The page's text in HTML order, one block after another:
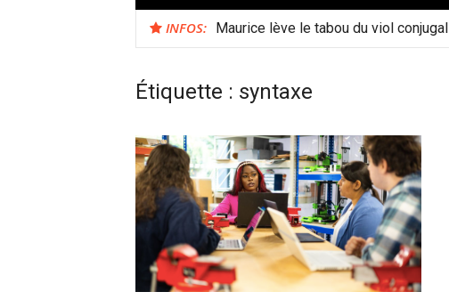
INFOS: Maurice lève le tabou du viol conjugal
Étiquette : syntaxe